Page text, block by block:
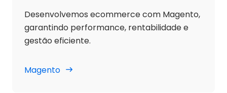
Desenvolvemos ecommerce com Magento,
garantindo performance, rentabilidade e
gestão eficiente.
Magento